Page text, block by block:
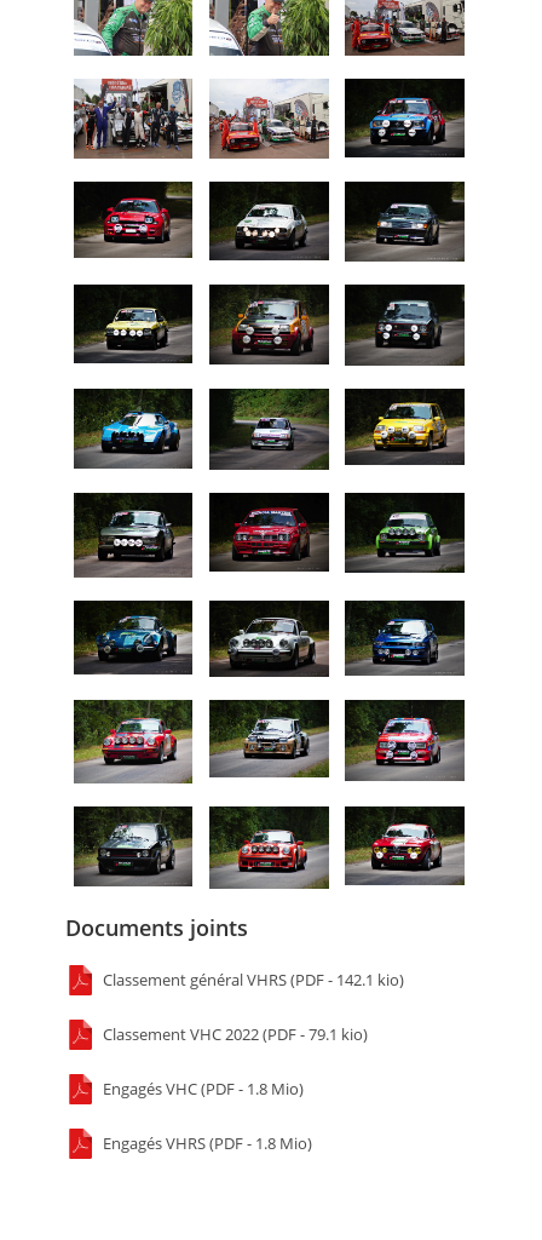
Documents joints
Classement général VHRS (PDF - 142.1 kio)
Classement VHC 2022 (PDF - 79.1 kio)
Engagés VHC (PDF - 1.8 Mio)
Engagés VHRS (PDF - 1.8 Mio)